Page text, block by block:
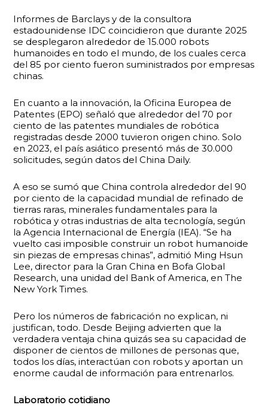
Informes de Barclays y de la consultora
estadounidense IDC coincidieron que durante 2025
se desplegaron alrededor de 15.000 robots
humanoides en todo el mundo, de los cuales cerca
del 85 por ciento fueron suministrados por empresas
chinas.
En cuanto a la innovación, la Oficina Europea de
Patentes (EPO) señaló que alrededor del 70 por
ciento de las patentes mundiales de robótica
registradas desde 2000 tuvieron origen chino. Solo
en 2023, el país asiático presentó más de 30.000
solicitudes, según datos del China Daily.
A eso se sumó que China controla alrededor del 90
por ciento de la capacidad mundial de refinado de
tierras raras, minerales fundamentales para la
robótica y otras industrias de alta tecnología, según
la Agencia Internacional de Energía (IEA). “Se ha
vuelto casi imposible construir un robot humanoide
sin piezas de empresas chinas”, admitió Ming Hsun
Lee, director para la Gran China en Bofa Global
Research, una unidad del Bank of America, en The
New York Times.
Pero los números de fabricación no explican, ni
justifican, todo. Desde Beijing advierten que la
verdadera ventaja china quizás sea su capacidad de
disponer de cientos de millones de personas que,
todos los días, interactúan con robots y aportan un
enorme caudal de información para entrenarlos.
Laboratorio cotidiano